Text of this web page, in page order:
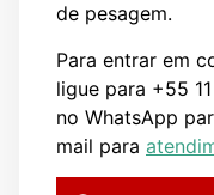
de pesagem.
Para entrar em
ligue para +55
no WhatsApp
mail para